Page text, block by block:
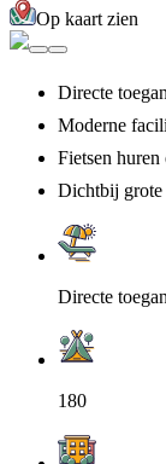
Op kaart zien
Directe
Moderne
Fietsen
Dichtbij grote
Directe
180